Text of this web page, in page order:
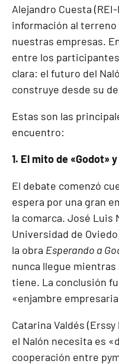
Alejandro Cuesta
información al
nuestras empresas.
entre los
clara: el futuro del
construye desde su
Estas son las
encuentro:
1. El mito de «Godot»
El debate comenzó
espera por una gran
la comarca. José Luis
Universidad de
la obra Esperando a
nunca llegue mientras
tiene. La conclusión
«enjambre
Catarina Valdés
el Nalón necesita es
cooperación entre